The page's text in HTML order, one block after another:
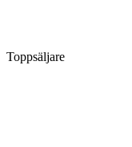
Toppsäljare